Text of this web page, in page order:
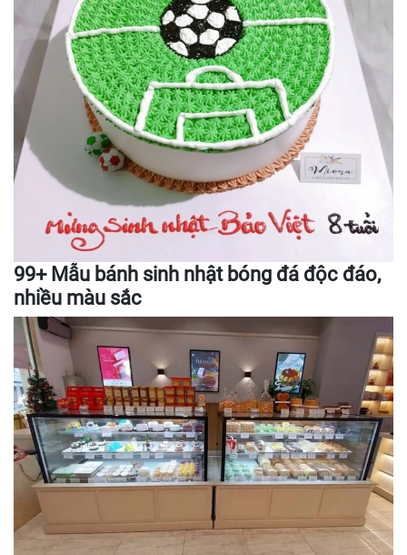
99+ Mẫu bánh sinh nhật bóng đá độc đáo,
nhiều màu sắc